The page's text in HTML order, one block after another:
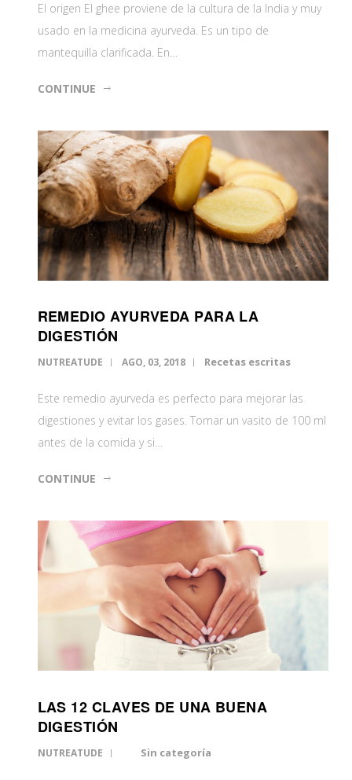
El origen El ghee proviene de la cultura de la India y muy
usado en la medicina ayurveda. Es un tipo de
mantequilla clarificada. En…
CONTINUE
REMEDIO AYURVEDA PARA LA
DIGESTIÓN
NUTREATUDE AGO, 03, 2018 Recetas escritas
Este remedio ayurveda es perfecto para mejorar las
digestiones y evitar los gases. Tomar un vasito de 100 ml
antes de la comida y si…
CONTINUE
LAS 12 CLAVES DE UNA BUENA
DIGESTIÓN
NUTREATUDE Sin categoría